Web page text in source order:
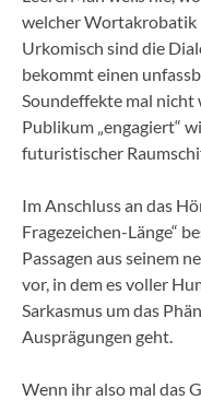
welcher Wortakrobatik
Urkomisch sind die
bekommt einen
Soundeffekte mal nicht
Publikum „engagiert“
futuristischer
Im Anschluss an das
Fragezeichen-Länge“
Passagen aus seinem
vor, in dem es voller
Sarkasmus um das
Ausprägungen geht.
Wenn ihr also mal das